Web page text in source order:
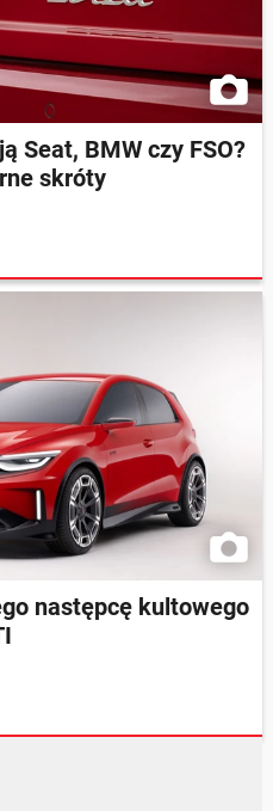
Seat, BMW czy FSO?
skróty
następcę kultowego